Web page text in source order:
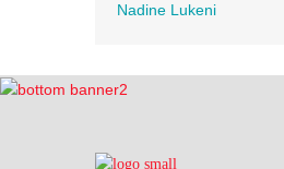
Nadine Lukeni